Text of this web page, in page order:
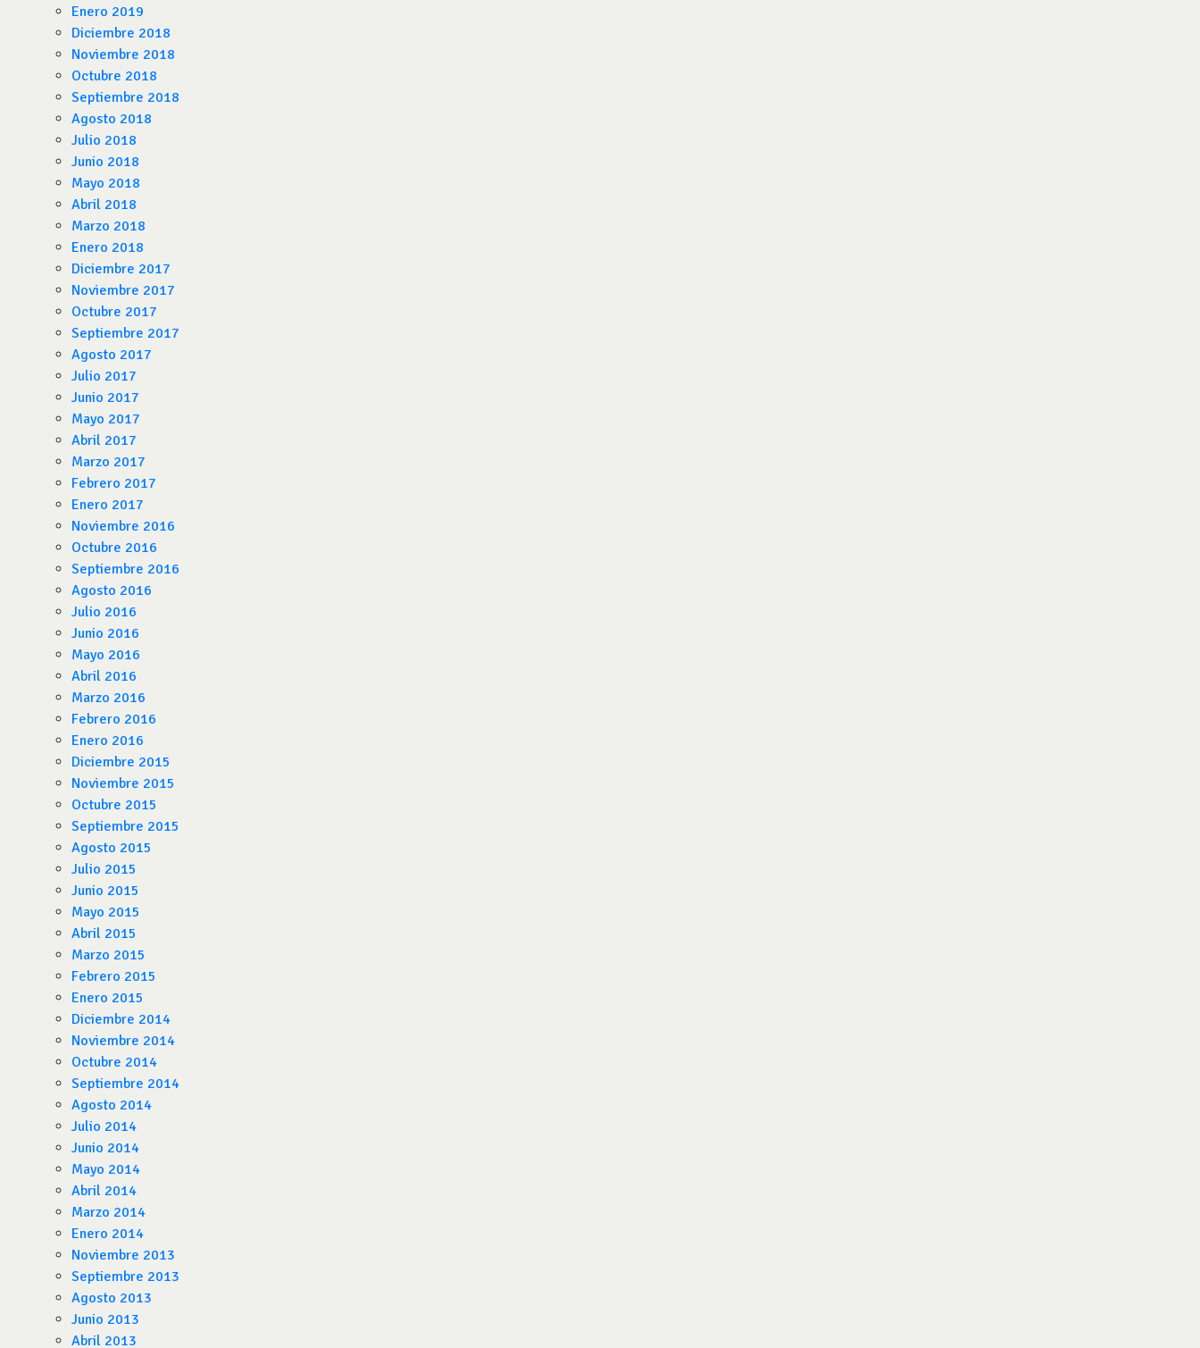
Enero 2019
Diciembre 2018
Noviembre 2018
Octubre 2018
Septiembre 2018
Agosto 2018
Julio 2018
Junio 2018
Mayo 2018
Abril 2018
Marzo 2018
Enero 2018
Diciembre 2017
Noviembre 2017
Octubre 2017
Septiembre 2017
Agosto 2017
Julio 2017
Junio 2017
Mayo 2017
Abril 2017
Marzo 2017
Febrero 2017
Enero 2017
Noviembre 2016
Octubre 2016
Septiembre 2016
Agosto 2016
Julio 2016
Junio 2016
Mayo 2016
Abril 2016
Marzo 2016
Febrero 2016
Enero 2016
Diciembre 2015
Noviembre 2015
Octubre 2015
Septiembre 2015
Agosto 2015
Julio 2015
Junio 2015
Mayo 2015
Abril 2015
Marzo 2015
Febrero 2015
Enero 2015
Diciembre 2014
Noviembre 2014
Octubre 2014
Septiembre 2014
Agosto 2014
Julio 2014
Junio 2014
Mayo 2014
Abril 2014
Marzo 2014
Enero 2014
Noviembre 2013
Septiembre 2013
Agosto 2013
Junio 2013
Abril 2013